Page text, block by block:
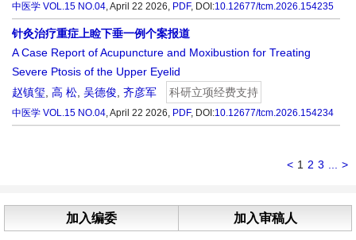
中医学 VOL.15 NO.04, April 22 2026, PDF, DOI:10.12677/tcm.2026.154235
针灸治疗重症上睑下垂一例个案报道
A Case Report of Acupuncture and Moxibustion for Treating
Severe Ptosis of the Upper Eyelid
赵镇玺 高 松 吴德俊 齐彦军 科研立项经费支持
中医学 VOL.15 NO.04, April 22 2026, PDF, DOI:10.12677/tcm.2026.154234
< 1 2 3 >
加入编委 加入审稿人